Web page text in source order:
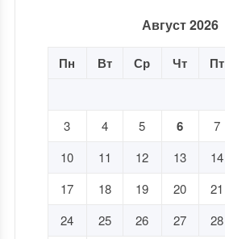
Август 2026
Пн Вт Ср Чт Пт
3
4 5 6 7
10
11 12 13 14
17
18 19 20 21
24
25 26 27 28